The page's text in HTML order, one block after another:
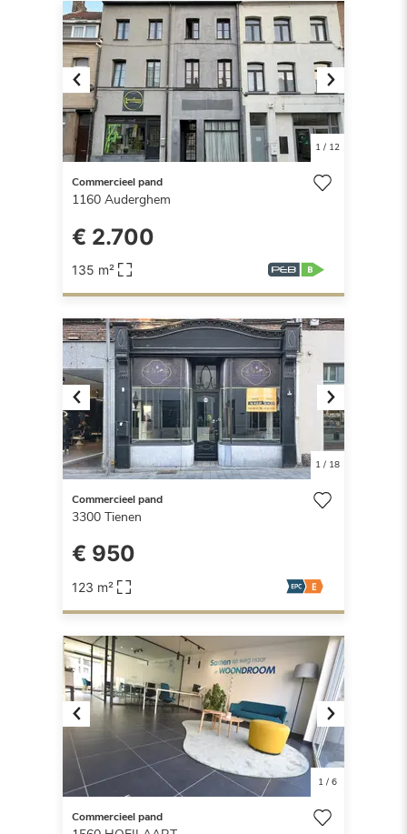
Previous Next
1/ 12
Commercieel pand
1160 Auderghem
€ 2.700
135 m²
Previous Next
1/ 18
Commercieel pand
3300 Tienen
€ 950
123 m²
Previous Next
1/ 6
Commercieel pand